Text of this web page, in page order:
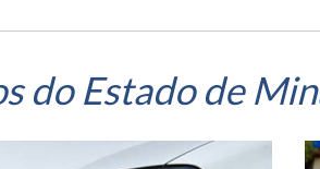
do Estado de